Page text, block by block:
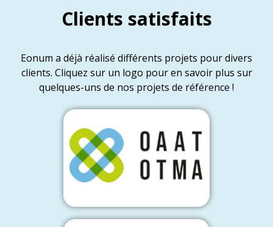
Clients satisfaits
Eonum a déjà réalisé différents projets pour divers
clients. Cliquez sur un logo pour en savoir plus sur
quelques-uns de nos projets de référence !